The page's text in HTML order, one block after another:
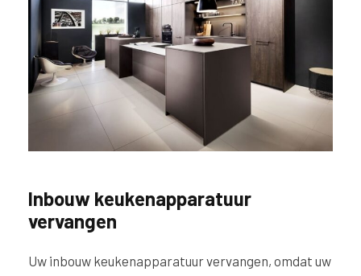
Inbouw keukenapparatuur
vervangen
Uw inbouw keukenapparatuur vervangen, omdat uw